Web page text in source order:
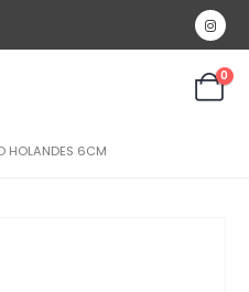
0
HOLANDES 6CM